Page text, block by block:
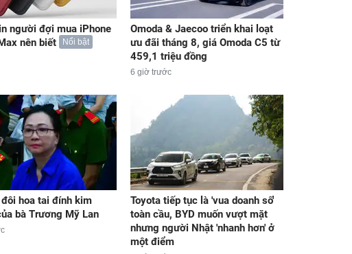
người đợi mua iPhone
nên biết
Nổi bật
Omoda & Jaecoo triển khai loạt
ưu đãi tháng 8, giá Omoda C5 từ
459,1 triệu đồng
6 giờ trước
hoa tai đính kim
bà Trương Mỹ Lan
Toyota tiếp tục là 'vua doanh số'
toàn cầu, BYD muốn vượt mặt
nhưng người Nhật 'nhanh hơn' ở
một điểm